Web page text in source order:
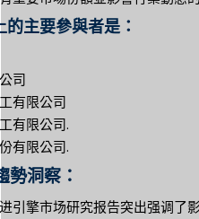
的主要參與者是：
司
有限公司
有限公司.
有限公司.
勢洞察：
引擎市场研究报告突出强调了